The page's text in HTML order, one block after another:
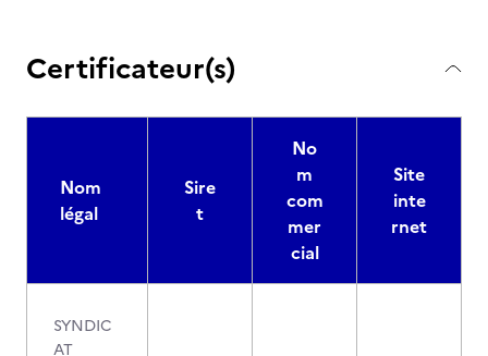
Certificateur(s)
Nom
légal
Sire
t
No
m
com
mer
cial
Site
inte
rnet
SYNDIC
AT